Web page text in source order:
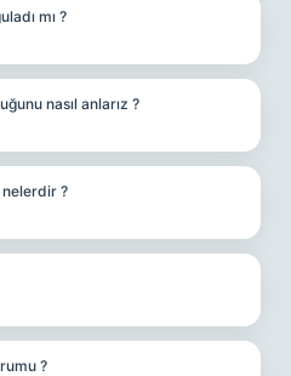
mı ?
nasıl anlarız ?
nelerdir ?
?